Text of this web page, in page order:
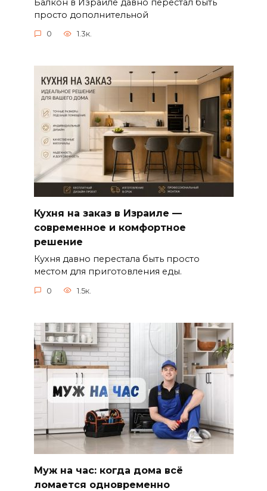
Балкон в Израиле давно перестал быть
просто дополнительной
0 1.3к.
Кухня на заказ в Израиле —
современное и комфортное
решение
Кухня давно перестала быть просто
местом для приготовления еды.
0 1.5к.
Муж на час: когда дома всё
ломается одновременно